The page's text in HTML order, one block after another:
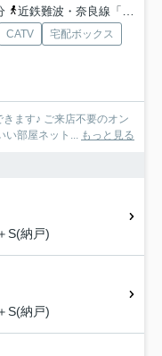
近鉄難波・奈良線「大阪上本町」駅 徒歩12分
CATV
宅配ボックス
ます♪ ご来店不要のオン
い部屋ネット... もっと見る
S(納戸)
S(納戸)